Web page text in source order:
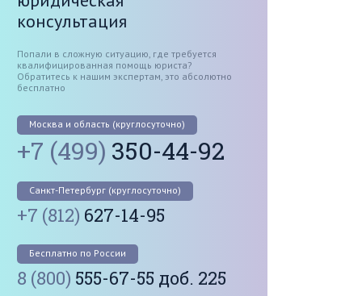
консультация
Попали в сложную ситуацию, где требуется
квалифицированная помощь юриста?
Обратитесь к нашим экспертам, это абсолютно
бесплатно
Москва и область (круглосуточно)
+7 (499) 350-44-92
Санкт-Петербург (круглосуточно)
+7 (812) 627-14-95
Бесплатно по России
8 (800) 555-67-55 доб. 225